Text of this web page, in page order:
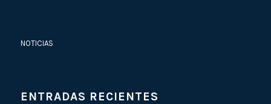
NOTICIAS
ENTRADAS RECIENTES